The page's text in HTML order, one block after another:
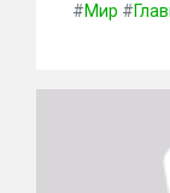
#Мир #